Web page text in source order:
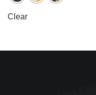
Clear